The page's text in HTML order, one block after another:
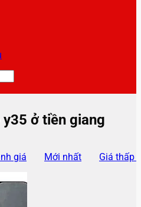
ở tiền giang
giá Mới nhất Giá thấp